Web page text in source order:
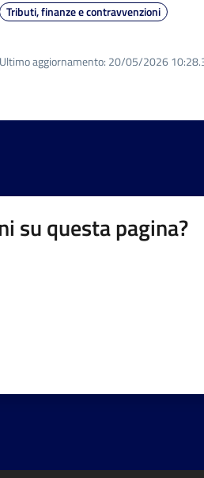
Tributi, finanze e contravvenzioni
Ultimo aggiornamento: 20/05/2026
su questa pagina?